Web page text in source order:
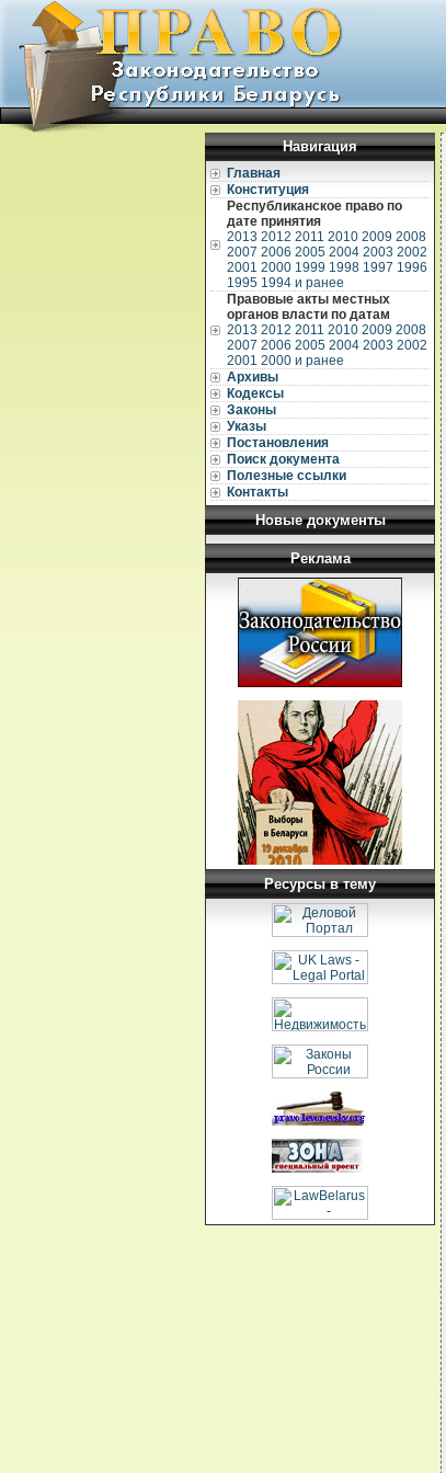
Навигация
Главная
Конституция
Республиканское право по
дате принятия
2013 2012 2011 2010 2009 2008
2007 2006 2005 2004 2003 2002
2001 2000 1999 1998 1997 1996
1995 1994 и ранее
Правовые акты местных
органов власти по датам
2013 2012 2011 2010 2009 2008
2007 2006 2005 2004 2003 2002
2001 2000 и ранее
Архивы
Кодексы
Законы
Указы
Постановления
Поиск документа
Полезные ссылки
Контакты
Новые документы
Реклама
Ресурсы в тему